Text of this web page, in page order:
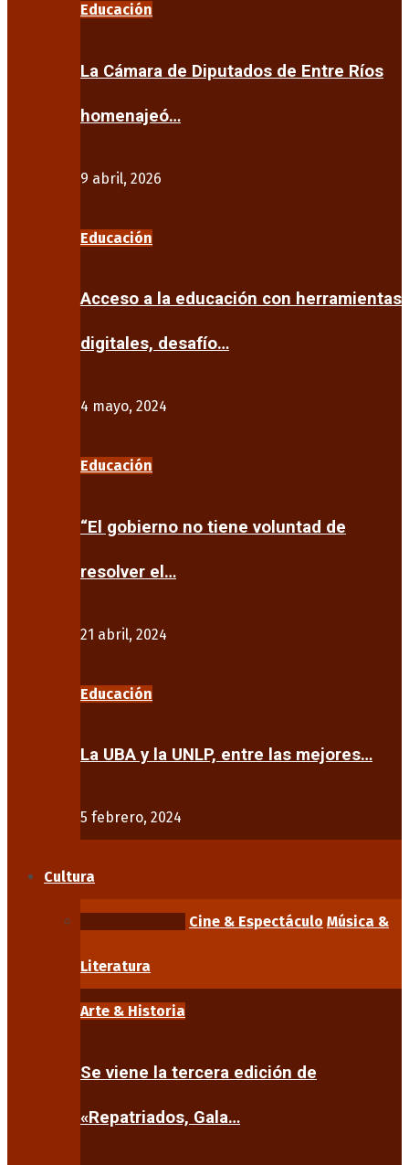
Educación
La Cámara de Diputados de Entre Ríos
homenajeó…
9 abril, 2026
Educación
Acceso a la educación con herramientas
digitales, desafío…
4 mayo, 2024
Educación
“El gobierno no tiene voluntad de
resolver el…
21 abril, 2024
Educación
La UBA y la UNLP, entre las mejores…
5 febrero, 2024
Cultura
Cine & Espectáculo Música &
Literatura
Arte & Historia
Se viene la tercera edición de
«Repatriados, Gala…